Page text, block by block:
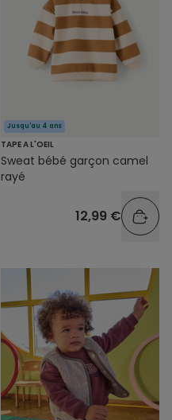
Jusqu'au 4 ans
TAPE A L'OEIL
Sweat bébé garçon camel
rayé
12,99 €